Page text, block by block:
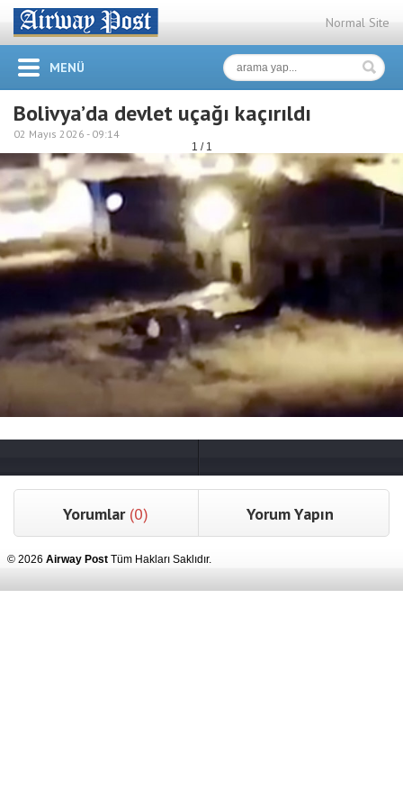
Normal Site
MENÜ
Bolivya’da devlet uçağı kaçırıldı
02 Mayıs 2026 - 09:14
1 / 1
Yorumlar (0) Yorum Yapın
© 2026 Airway Post Tüm Hakları Saklıdır.